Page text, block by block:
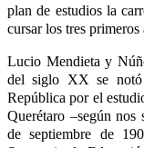
plan de estudios la
cursar los tres
Lucio Mendieta y
del siglo XX se notó
República por el
Querétaro –según
de septiembre de